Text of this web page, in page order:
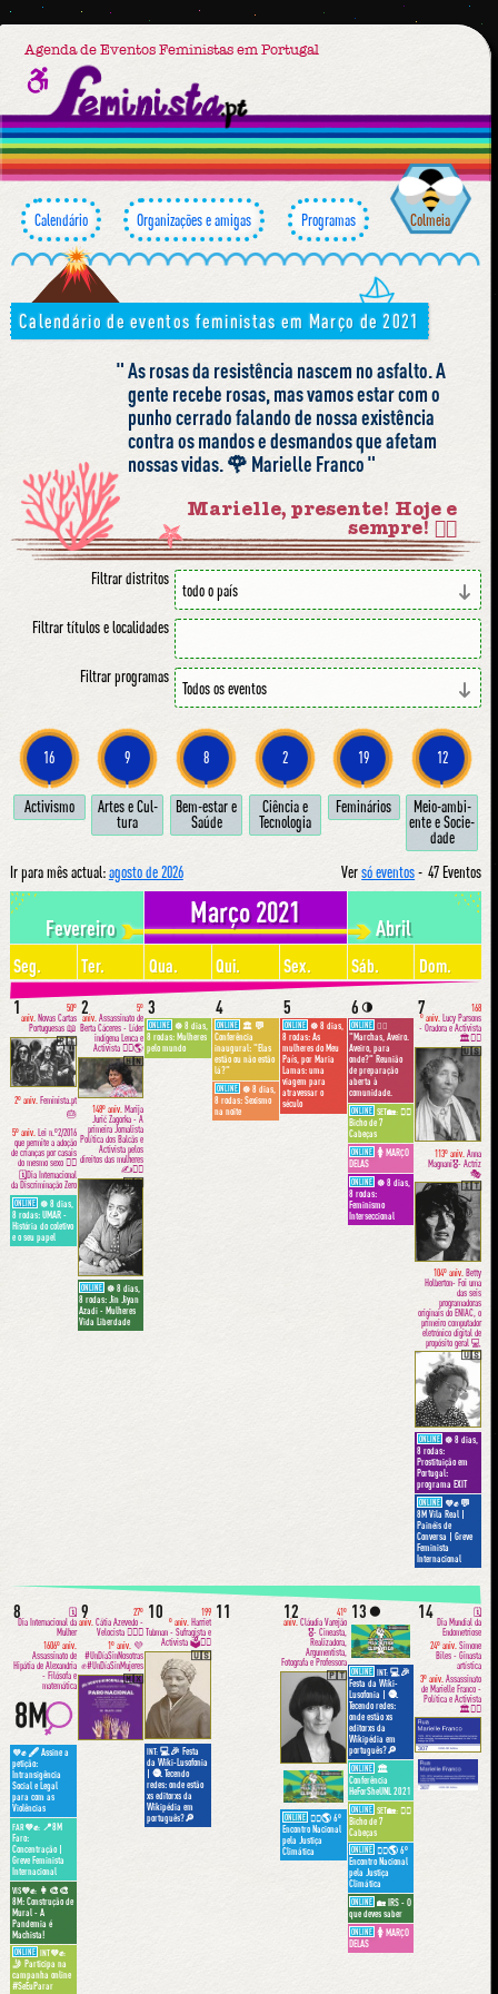
Agenda de Eventos Feministas em Portugal
Calendário Organizações e amigas Programas Colmeia
Calendário de eventos feministas em Março de 2021
As rosas da resistência nascem no asfalto. A
gente recebe rosas, mas vamos estar com o
punho cerrado falando de nossa existência
contra os mandos e desmandos que afetam
nossas vidas. 🌹 Marielle Franco
Marielle, presente! Hoje e
sempre! ✊🏾
Filtrar distritos
Filtrar títulos e localidades
Filtrar programas
16
Ac­ti­vis­mo
9
Ar­tes e Cul­
tu­ra
8
Bem-estar e
Sa­ú­de
2
Ci­ên­cia e
Tec­no­lo­gia
19
Fe­mi­ná­ri­os
12
Meio-am­bi­
en­te e So­ci­e­
da­de
Ir para mês actual:agosto de 2026 Versó eventos- 47 Eventos
Fevereiro Março 2021 Abril
Seg. Ter. Qua. Qui. Sex. Sáb.
Dom.
1
50º
aniv.Novas Cartas
Portuguesas 📖
🇵🇹
2º aniv.Feminista.pt
🎂
5º aniv.
Lei n.º2/2016
que permite a adoção
de crianças por casais
do mesmo sexo 🏳️‍🌈
🗓Dia Internacional
da Discriminação Zero
ONLINE ☸️8 dias,
8 rodas: UMAR -
História do coletivo
e o seu papel
2
5º
aniv. Assassinato de
Berta Cáceres - Líder
indígena Lenca e
Activista ✊🏽🌎
🇭🇳
148º aniv. Marija
Jurić Zagorka - A
primeira Jornalista
Política dos Balcãs e
Activista pelos
direitos das mulheres
✍️✊🏽
🇭🇷
ONLINE ☸️ 8 dias,
8 rodas: Jin Jiyan
Azadi - Mulheres
Vida Liberdade
3
ONLINE ☸️ 8 dias,
8 rodas: Mulheres
pelo mundo
4
ONLINE 🏛💬
Conferência
inaugural: "Elas
estão ou não estão
lá?"
ONLINE ☸️8 dias,
8 rodas: Sexismo
na noite
5
ONLINE ☸️8 dias,
8 rodas: As
mulheres do Meu
País, por Maria
Lamas: uma
viagem para
atravessar o
século
6 🌗
ONLINE 🏳️‍🌈
"Marchas, Aveiro.
Aveiro, para
onde?" Reunião
de preparação
aberta à
comunidade.
ONLINE SET🏡: 👩‍⚕️
Bicho de 7
Cabeças
ONLINE 🚺 MARÇO
DELAS
ONLINE ☸️ 8 dias,
8 rodas:
Feminismo
Interseccional
7
168
º aniv. Lucy Parsons
- Oradora e Activista
🏛✊🏿
🇺🇸
113º aniv. Anna
Magnani🎖- Actriz
🎭
🇮🇹
104º aniv. Betty
Holberton- Foi uma
das seis
programadoras
originais do ENIAC, o
primeiro computador
eletrónico digital de
propósito geral 💻
🇺🇸
ONLINE ☸️ 8 dias,
8 rodas:
Prostituição em
Portugal:
programa EXIT
ONLINE 💜✊💬
8M Vila Real |
Painéis de
Conversa | Greve
Feminista
Internacional
8
🗓
Dia Internacional da
Mulher
1606º aniv.
Assassinato de
Hipátia de Alexandria
- Filósofa e
matemática
💜✊🖋 Assine a
petição:
Intransigência
Social e Legal
para com as
Violências
FAR💜✊:📍8M
Faro:
Concentração |
Greve Feminista
Internacional
VIS💜✊:👩‍🎨🎨
8M: Construção de
Mural - A
Pandemia é
Machista!
ONLINE INT💜✊:
🤳 Participa na
campanha online
#SeEuParar
9
27º
aniv. Cátia Azevedo -
Velocista 🏃🏻‍♀️
1º aniv. 💜
#UnDíaSinNosotras
✊#UnDíaSinMujeres
🇲🇽
10
199
º aniv. Harriet
Tubman - Sufragista e
Activista 🗳✊🏿
🇺🇸
INT: 💻🎉 Festa
da Wiki-Lusofonia
| 🧶 Tecendo
redes: onde estão
xs editorxs da
Wikipédia em
português?🔎
11 12
41º
aniv.Cláudia Varejão
🎖- Cineasta,
Realizadora,
Argumentista,
Fotografa e Professora
🇵🇹
ONLINE ✊🏽🌎 6º
Encontro Nacional
pela Justiça
Climática
13 🌑
ONLINE INT: 💻🎉
Festa da Wiki-
Lusofonia | 🧶
Tecendo redes:
onde estão xs
editorxs da
Wikipédia em
português?🔎
ONLINE 🏛
Conferência
HeForSheUNL 2021
ONLINE SET🏡: 👩‍⚕️
Bicho de 7
Cabeças
ONLINE ✊🏽🌎 6º
Encontro Nacional
pela Justiça
Climática
ONLINE 🏡
IRS - O
que deves saber
ONLINE 🚺 MARÇO
DELAS
14
🗓
Dia Mundial da
Endometriose
24º aniv. Simone
Biles - Ginasta
artística
3º aniv. Assassinato
de Marielle Franco -
Política e Activista
🏛✊🏾